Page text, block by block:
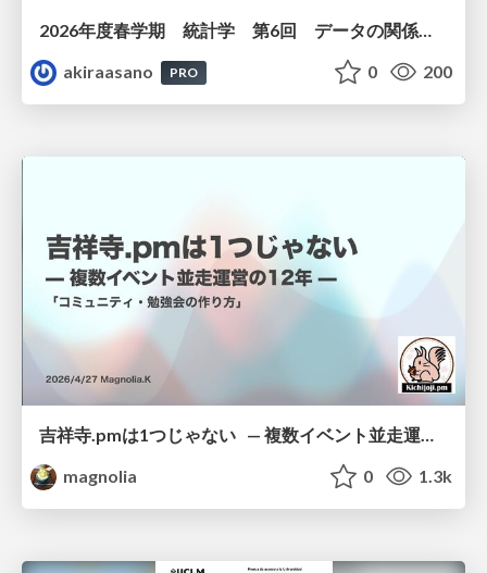
2026年度春学期 統計学 第6回 データの関係を知る（１）ー 相関関係 (2026. 5. 14)
akiraasano
PRO 0 200
吉祥寺.pmは1つじゃない — 複数イベント並走運営の12年 —
magnolia
0 1.3k